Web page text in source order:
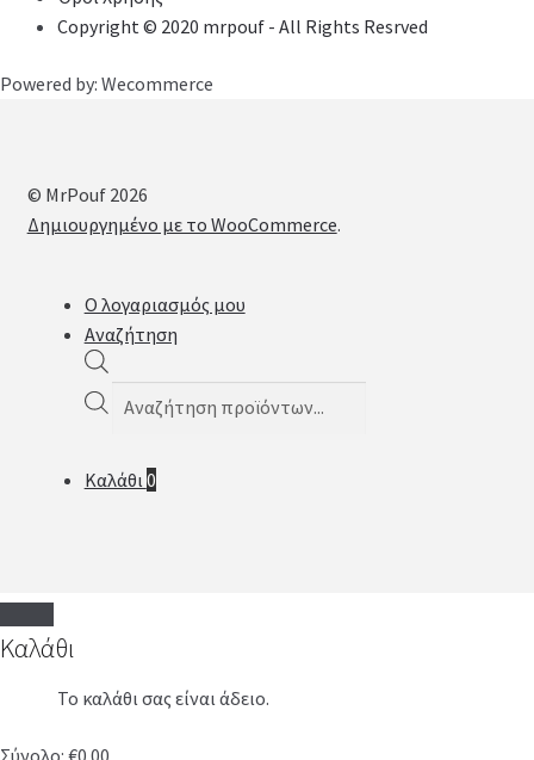
Copyright © 2020 mrpouf - All Rights Resrved
Powered by: Wecommerce
© MrPouf 2026
Δημιουργημένο με το WooCommerce.
Ο λογαριασμός μου
Αναζήτηση
Products
search
Καλάθι0
Καλάθι
Το καλάθι σας είναι άδειο.
Σύνολο: €0.00